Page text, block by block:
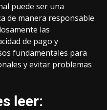
puede ser una
de manera responsable
las
de pago y
fundamentales para
y evitar problemas
leer: